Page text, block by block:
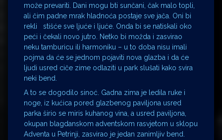
može prevariti. Dani mogu bti sunčani, čak malo topli,
ali čim padne mrak hladnoća postaje sve jača. Oni bi
rekli stišće sve ljuće i ljuće. Onda bi se natiskali oko
peći i čekali novo jutro. Netko bi možda i zasvirao
neku tamburicu ili harmoniku – u to doba nisu imali
pojma da će se jednom pojaviti nova glazba i da će
ljudi usred ciče zime odlaziti u park slušati kako svira
neki bend.
A to se dogodilo sinoć. Gadna zima je ledila ruke i
noge, iz kućica pored glazbenog paviljona usred
parka širio se miris kuhanog vina, a usred paviljona,
okupan blagdanskom adventskom rasvjetom u sklopu
Adventa u Petrinji, zasvirao je jedan zanimljiv bend.